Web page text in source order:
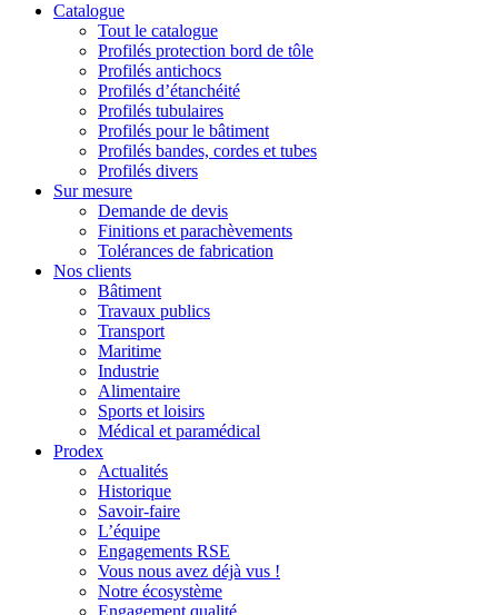
Catalogue
Tout le catalogue
Profilés protection bord de tôle
Profilés antichocs
Profilés d’étanchéité
Profilés tubulaires
Profilés pour le bâtiment
Profilés bandes, cordes et tubes
Profilés divers
Sur mesure
Demande de devis
Finitions et parachèvements
Tolérances de fabrication
Nos clients
Bâtiment
Travaux publics
Transport
Maritime
Industrie
Alimentaire
Sports et loisirs
Médical et paramédical
Prodex
Actualités
Historique
Savoir-faire
L’équipe
Engagements RSE
Vous nous avez déjà vus !
Notre écosystème
Engagement qualité